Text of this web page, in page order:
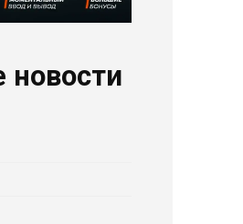
новости